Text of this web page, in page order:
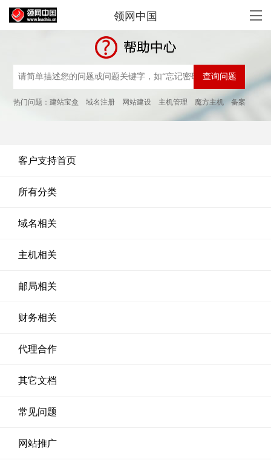
领网中国
热门问题：建站宝盒 域名注册 网站建设 主机管理 魔方主机 备案
客户支持首页
所有分类
域名相关
主机相关
邮局相关
财务相关
代理合作
其它文档
常见问题
网站推广